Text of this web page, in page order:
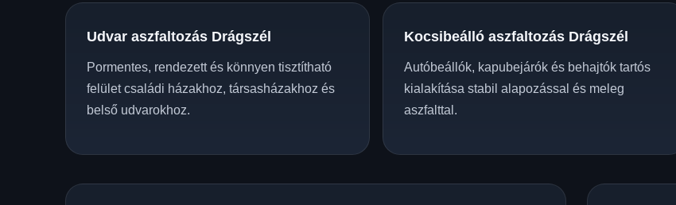
Udvar aszfaltozás Drágszél
Pormentes, rendezett és könnyen tisztítható
felület családi házakhoz, társasházakhoz és
belső udvarokhoz.
Kocsibeálló aszfaltozás Drágszél
Autóbeállók, kapubejárók és behajtók tartós
kialakítása stabil alapozással és meleg
aszfalttal.